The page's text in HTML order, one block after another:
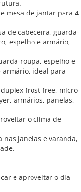
mesa de jantar para 4
de cabeceira, guarda-
espelho e armário,
roupa, espelho e
armário, ideal para
frost free, micro-
armários, panelas,
o clima de
nas janelas e varanda,
e aproveitar o dia